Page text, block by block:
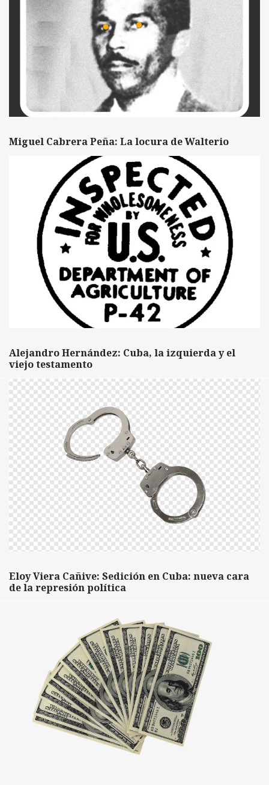
Miguel Cabrera Peña: La locura de Walterio
Alejandro Hernández: Cuba, la izquierda y el
viejo testamento
Eloy Viera Cañive: Sedición en Cuba: nueva cara
de la represión política